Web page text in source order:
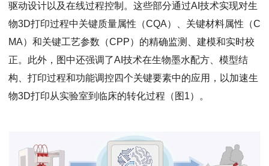
驱动设计以及在线过程控制。这些部分通过AI技术实现对生
物3D打印过程中关键质量属性（CQA）、关键材料属性（C
MA）和关键工艺参数（CPP）的精确监测、建模和实时校
正。此外，图中还强调了AI技术在生物墨水配方、模型结
构、打印过程和功能调控四个关键要素中的应用，以加速生
物3D打印从实验室到临床的转化过程（图1）。